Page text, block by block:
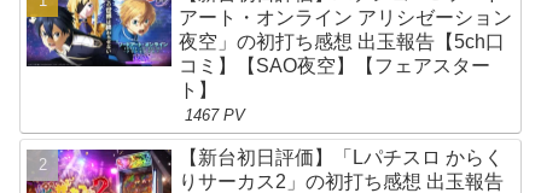
アート・オンライン アリシゼーション
夜空」の初打ち感想 出玉報告【5ch口
コミ】【SAO夜空】【フェアスター
ト】
1467 PV
【新台初日評価】「Lパチスロ からく
りサーカス2」の初打ち感想 出玉報告